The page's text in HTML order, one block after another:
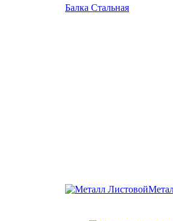
Балка Стальная